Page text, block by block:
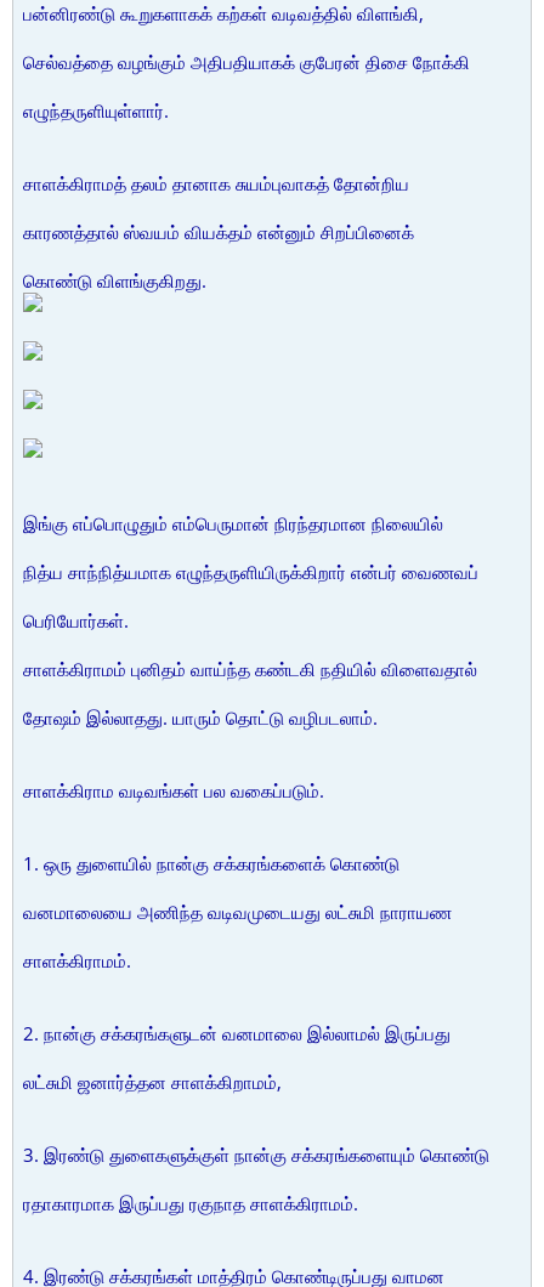
பன்னிரண்டு கூறுகளாகக் கற்கள் வடிவத்தில் விளங்கி,
செல்வத்தை வழங்கும் அதிபதியாகக் குபேரன் திசை நோக்கி
எழுந்தருளியுள்ளார்.
சாளக்கிராமத் தலம் தானாக சுயம்புவாகத் தோன்றிய
காரணத்தால் ஸ்வயம் வியக்தம் என்னும் சிறப்பினைக்
கொண்டு விளங்குகிறது.
இங்கு எப்பொழுதும் எம்பெருமான் நிரந்தரமான நிலையில்
நித்ய சாந்நித்யமாக எழுந்தருளியிருக்கிறார் என்பர் வைணவப்
பெரியோர்கள்.
சாளக்கிராமம் புனிதம் வாய்ந்த கண்டகி நதியில் விளைவதால்
தோஷம் இல்லாதது. யாரும் தொட்டு வழிபடலாம்.
சாளக்கிராம வடிவங்கள் பல வகைப்படும்.
1. ஒரு துளையில் நான்கு சக்கரங்களைக் கொண்டு
வனமாலையை அணிந்த வடிவமுடையது லட்சுமி நாராயண
சாளக்கிராமம்.
2. நான்கு சக்கரங்களுடன் வனமாலை இல்லாமல் இருப்பது
லட்சுமி ஜனார்த்தன சாளக்கிறாமம்,
3. இரண்டு துளைகளுக்குள் நான்கு சக்கரங்களையும் கொண்டு
ரதாகாரமாக இருப்பது ரகுநாத சாளக்கிராமம்.
4. இரண்டு சக்கரங்கள் மாத்திரம் கொண்டிருப்பது வாமன